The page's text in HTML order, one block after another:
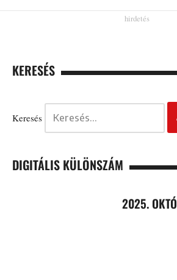
KERESÉS
Keresés
DIGITÁLIS KÜLÖNSZÁM
2025.